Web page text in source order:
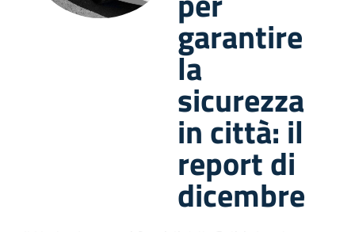
garantire
la
sicurezza
in città: il
report di
dicembre